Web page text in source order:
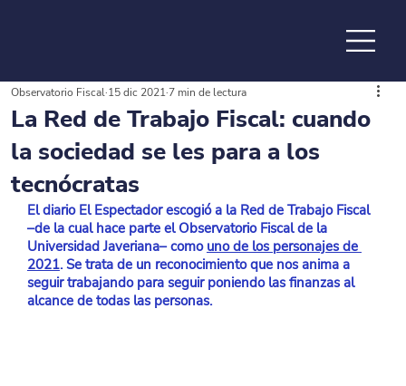
de la
La Red de Trabajo Fiscal: cuando
la sociedad se les para a los
tecnócratas
Observatorio Fiscal 15 dic 20217 min de lectura
El diario El Espectador escogió a la Red de Trabajo Fiscal
–de la cual hace parte el Observatorio Fiscal de la
Universidad Javeriana– como uno de los personajes de
2021. Se trata de un reconocimiento que nos anima a
seguir trabajando para seguir poniendo las finanzas al
alcance de todas las personas.